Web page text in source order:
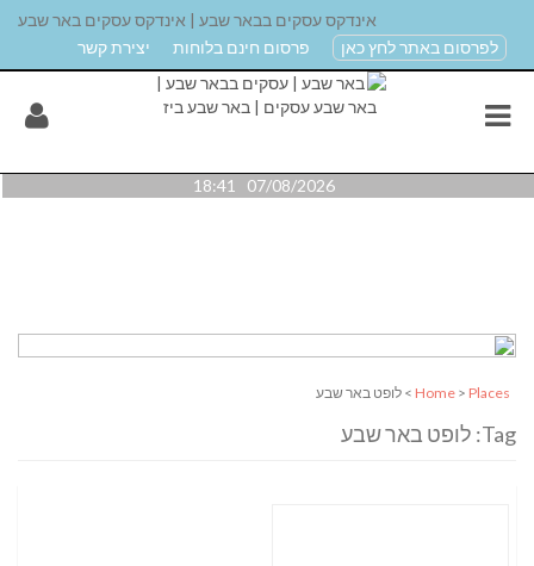
אינדקס עסקים בבאר שבע | אינדקס עסקים באר שבע
לפרסום באתר לחץ כאן
פרסום חינם בלוחות יצירת קשר
07/08/2026 18:41
Home > Places > לופט באר שבע
Tag: לופט באר שבע